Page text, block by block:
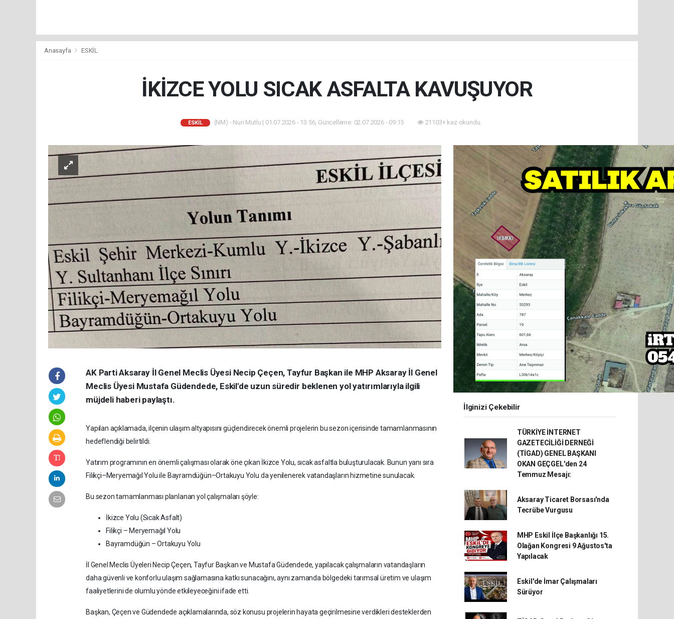
Anasayfa ESKİL
İKİZCE YOLU SICAK ASFALTA KAVUŞUYOR
ESKİL (NM) - Nuri Mutlu | 01.07.2026 - 13:56, Güncelleme: 02.07.2026 - 09:15 21103+ kez okundu.
AK Parti Aksaray İl Genel Meclis Üyesi Necip Çeçen, Tayfur Başkan ile MHP Aksaray İl Genel
Meclis Üyesi Mustafa Güdendede, Eskil'de uzun süredir beklenen yol yatırımlarıyla ilgili
müjdeli haberi paylaştı.
Yapılan açıklamada, ilçenin ulaşım altyapısını güçlendirecek önemli projelerin bu sezon içerisinde tamamlanmasının
hedeflendiği belirtildi.
Yatırım programının en önemli çalışması olarak öne çıkan İkizce Yolu, sıcak asfaltla buluşturulacak. Bunun yanı sıra
Filikçi–Meryemağıl Yolu ile Bayramdüğün–Ortakuyu Yolu da yenilenerek vatandaşların hizmetine sunulacak.
Bu sezon tamamlanması planlanan yol çalışmaları şöyle:
İkizce Yolu (Sıcak Asfalt)
Filikçi – Meryemağıl Yolu
Bayramdüğün – Ortakuyu Yolu
İl Genel Meclis Üyeleri Necip Çeçen, Tayfur Başkan ve Mustafa Güdendede, yapılacak çalışmaların vatandaşların
daha güvenli ve konforlu ulaşım sağlamasına katkı sunacağını, aynı zamanda bölgedeki tarımsal üretim ve ulaşım
faaliyetlerini de olumlu yönde etkileyeceğini ifade etti.
Başkan, Çeçen ve Güdendede açıklamalarında, söz konusu projelerin hayata geçirilmesine verdikleri desteklerden
İlginizi Çekebilir
TÜRKİYE İNTERNET
GAZETECİLİĞİ DERNEĞİ
(TİGAD) GENEL BAŞKANI
OKAN GEÇGEL'den 24
Temmuz Mesajı:
Aksaray Ticaret Borsası'nda
Tecrübe Vurgusu
MHP Eskil İlçe Başkanlığı 15.
Olağan Kongresi 9 Ağustos'ta
Yapılacak
Eskil'de İmar Çalışmaları
Sürüyor